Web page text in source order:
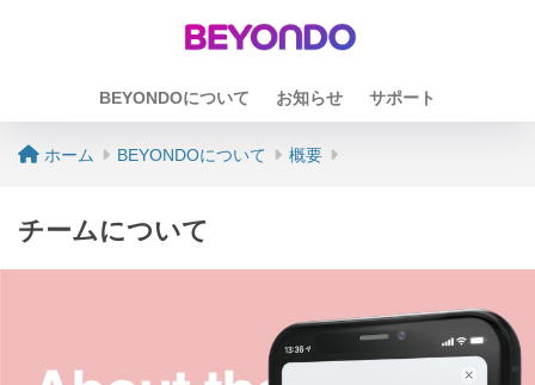
BEYONDOについて お知らせ サポート
ホーム BEYONDOについて 概要
チームについて